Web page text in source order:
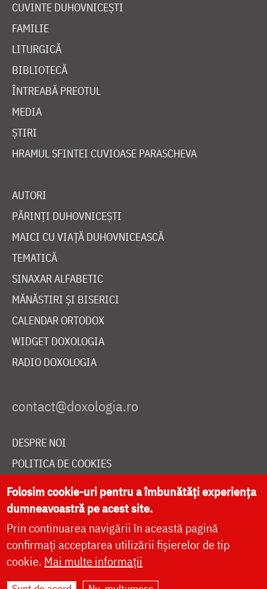
CUVINTE DUHOVNICEȘTI
FAMILIE
LITURGICĂ
BIBLIOTECĂ
ÎNTREABĂ PREOTUL
MEDIA
ȘTIRI
HRAMUL SFINTEI CUVIOASE PARASCHEVA
AUTORI
PĂRINȚI DUHOVNICEȘTI
MAICI CU VIAȚĂ DUHOVNICEASCĂ
TEMATICĂ
SINAXAR ALFABETIC
MĂNĂSTIRI ȘI BISERICI
CALENDAR ORTODOX
WIDGET DOXOLOGIA
RADIO DOXOLOGIA
DESPRE NOI
POLITICA DE COOKIES
DONEAZĂ ONLINE PENTRU CATEDRALA NAȚIONALĂ
LIVE
Folosim cookie-uri pentru a îmbunătăți experiența
dumneavoastră pe acest site.
Prin continuarea navigării în această pagină
confirmați acceptarea utilizării fișierelor de tip
cookie. Mai multe informații